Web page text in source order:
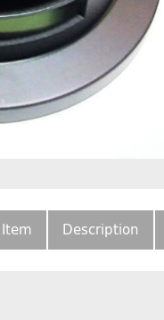
Item Description